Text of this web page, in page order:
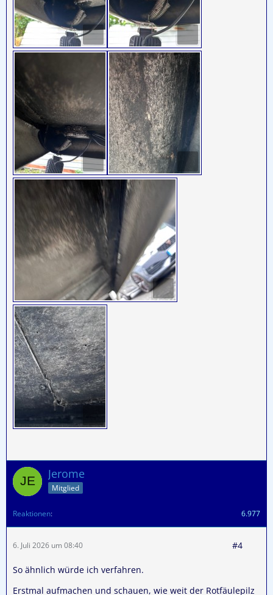
Jerome
Mitglied
Reaktionen 6.977
6. Juli 2026 um 08:40 #4
So ähnlich würde ich verfahren.
Erstmal aufmachen und schauen, wie weit der Rotfäulepilz